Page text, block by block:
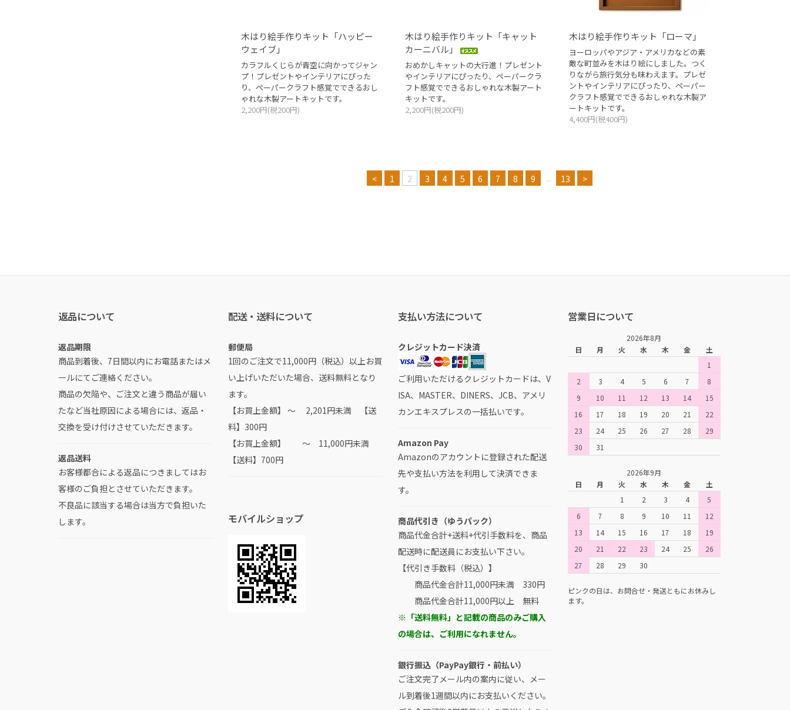
木はり絵手作りキット「ハッピー
ウェイブ」
カラフルくじらが青空に向かってジャン
プ！プレゼントやインテリアにぴった
り、ペーパークラフト感覚でできるおし
ゃれな木製アートキットです。
2,200円(税200円)
木はり絵手作りキット「キャット
カーニバル」
おめかしキャットの大行進！プレゼント
やインテリアにぴったり、ペーパークラ
フト感覚でできるおしゃれな木製アート
キットです。
2,200円(税200円)
木はり絵手作りキット「ローマ」
ヨーロッパやアジア・アメリカなどの素
敵な町並みを木はり絵にしました。つく
りながら旅行気分も味わえます。プレゼ
ントやインテリアにぴったり、ペーパー
クラフト感覚でできるおしゃれな木製ア
ートキットです。
4,400円(税400円)
< 1 2 3 4 5 6 7 8 9 ... 13 >
返品について
返品期限
商品到着後、7日間以内にお電話またはメ
ールにてご連絡ください。
商品の欠陥や、ご注文と違う商品が届い
たなど当社原因による場合には、返品・
交換を受け付けさせていただきます。
返品送料
お客様都合による返品につきましてはお
客様のご負担とさせていただきます。
不良品に該当する場合は当方で負担いた
します。
配送・送料について
郵便局
1回のご注文で11,000円（税込）以上お買
い上げいただいた場合、送料無料となり
ます。
【お買上金額】 ～ 2,201円未満 【送
料】300円
【お買上金額】 ～ 11,000円未満
【送料】700円
支払い方法について
クレジットカード決済
ご利用いただけるクレジットカードは、V
ISA、MASTER、DINERS、JCB、アメリ
カンエキスプレスの一括払いです。
Amazon Pay
Amazonのアカウントに登録された配送
先や支払い方法を利用して決済できま
す。
商品代引き（ゆうパック）
商品代金合計+送料+代引手数料を、商品
配送時に配送員にお支払い下さい。
【代引き手数料（税込）】
商品代金合計11,000円未満 330円
商品代金合計11,000円以上 無料
※「送料無料」と記載の商品のみご購入
の場合は、ご利用になれません。
銀行振込（PayPay銀行・前払い）
ご注文完了メール内の案内に従い、メー
ル到着後1週間以内にお支払いください。
営業日について
2026年8月
日
月 火 水 木 金
土
1
2
3 4 5 6 7
8
9
10 11 12 13 14
15
16
17 18 19 20 21
22
23
24 25 26 27 28
29
30
31
2026年9月
日
月 火 水 木 金
土
1
2 3 4
5
6
7 8 9 10 11
12
13
14 15 16 17 18
19
20
21 22 23 24 25
26
27
28 29 30
ピンクの日は、お問合せ・発送ともにお休みし
ます。
モバイルショップ